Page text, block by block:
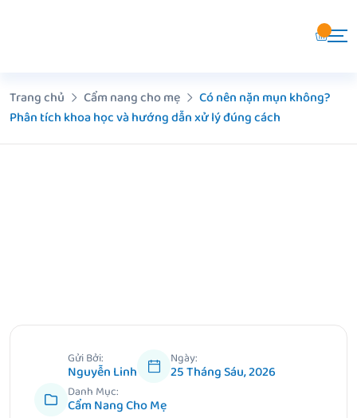
Trang chủ
Cẩm nang cho mẹ
Có nên nặn mụn không?
Phân tích khoa học và hướng dẫn xử lý đúng cách
Gửi Bởi:
Nguyễn Linh
Ngày:
25 Tháng Sáu, 2026
Danh Mục:
Cẩm Nang Cho Mẹ